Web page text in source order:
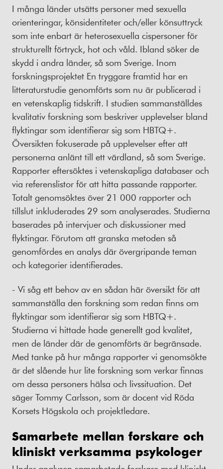
I många länder utsätts personer med sexuella
orienteringar, könsidentiteter och/eller könsuttryck
som inte enbart är heterosexuella cispersoner för
strukturellt förtryck, hot och våld. Ibland söker de
skydd i andra länder, så som Sverige. Inom
forskningsprojektet En tryggare framtid har en
litteraturstudie genomförts som nu är publicerad i
en vetenskaplig tidskrift. I studien sammanställdes
kvalitativ forskning som beskriver upplevelser bland
flyktingar som identifierar sig som HBTQ+.
Översikten fokuserade på upplevelser efter att
personerna anlänt till ett värdland, så som Sverige.
Rapporter eftersöktes i vetenskapliga databaser och
via referenslistor för att hitta passande rapporter.
Totalt genomsöktes över 21 000 rapporter och
tillslut inkluderades 29 som analyserades. Studierna
baserades på intervjuer och diskussioner med
flyktingar. Förutom att granska metoden så
genomfördes en analys där övergripande teman
och kategorier identifierades.
- Vi såg ett behov av en sådan här översikt för att
sammanställa den forskning som redan finns om
flyktingar som identifierar sig som HBTQ+.
Studierna vi hittade hade generellt god kvalitet,
men de länder där de genomförts är begränsade.
Med tanke på hur många rapporter vi genomsökte
är det slående hur lite forskning som verkar finnas
om dessa personers hälsa och livssituation. Det
säger Tommy Carlsson, som är docent vid Röda
Korsets Högskola och projektledare.
Samarbete mellan forskare och
kliniskt verksamma psykologer